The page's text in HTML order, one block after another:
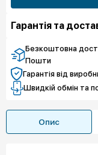
Гарантія та
Безкоштовна
Пошти
Гарантія від
Швидкій обмін та
Опис